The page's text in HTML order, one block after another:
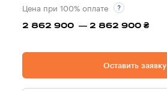
Цена при 100% оплате
2 862 900 — 2 862 900 ₴
Оставить заявку